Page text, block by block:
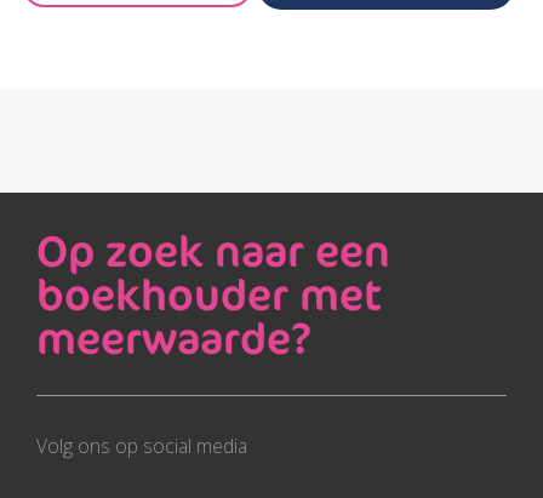
Op zoek naar een
boekhouder met
meerwaarde?
Volg ons op social media